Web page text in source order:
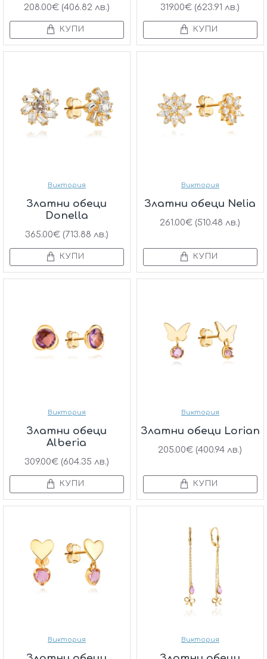
208.00€ (406.82 лв.)
КУПИ
319.00€ (623.91 лв.)
КУПИ
Виктория
Златни обеци
Donella
365.00€ (713.88 лв.)
КУПИ
Виктория
Златни обеци Nelia
261.00€ (510.48 лв.)
КУПИ
Виктория
Златни обеци
Alberia
309.00€ (604.35 лв.)
КУПИ
Виктория
Златни обеци Lorian
205.00€ (400.94 лв.)
КУПИ
Виктория Виктория